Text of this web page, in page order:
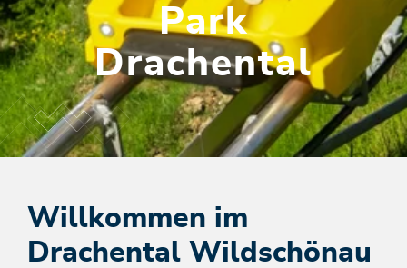
Park
Drachental
Willkommen im
Drachental Wildschönau